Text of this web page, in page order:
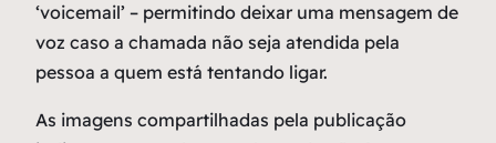
‘voicemail’ – permitindo deixar uma mensagem de
voz caso a chamada não seja atendida pela
pessoa a quem está tentando ligar.
As imagens compartilhadas pela publicação